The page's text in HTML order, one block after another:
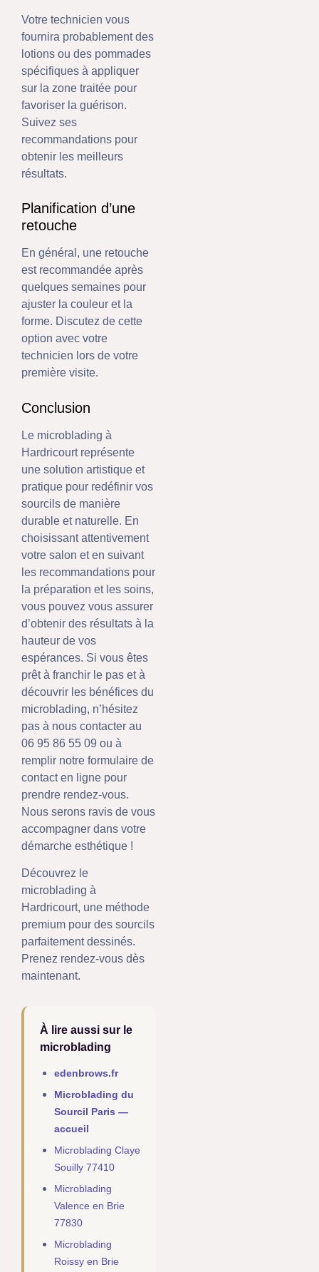
Votre technicien vous
fournira probablement des
lotions ou des pommades
spécifiques à appliquer
sur la zone traitée pour
favoriser la guérison.
Suivez ses
recommandations pour
obtenir les meilleurs
résultats.
Planification d’une
retouche
En général, une retouche
est recommandée après
quelques semaines pour
ajuster la couleur et la
forme. Discutez de cette
option avec votre
technicien lors de votre
première visite.
Conclusion
Le microblading à
Hardricourt représente
une solution artistique et
pratique pour redéfinir vos
sourcils de manière
durable et naturelle. En
choisissant attentivement
votre salon et en suivant
les recommandations pour
la préparation et les soins,
vous pouvez vous assurer
d’obtenir des résultats à la
hauteur de vos
espérances. Si vous êtes
prêt à franchir le pas et à
découvrir les bénéfices du
microblading, n’hésitez
pas à nous contacter au
06 95 86 55 09 ou à
remplir notre formulaire de
contact en ligne pour
prendre rendez-vous.
Nous serons ravis de vous
accompagner dans votre
démarche esthétique !
Découvrez le
microblading à
Hardricourt, une méthode
premium pour des sourcils
parfaitement dessinés.
Prenez rendez-vous dès
maintenant.
À lire aussi sur le
microblading
edenbrows.fr
Microblading du
Sourcil Paris —
accueil
Microblading Claye
Souilly 77410
Microblading
Valence en Brie
77830
Microblading
Roissy en Brie